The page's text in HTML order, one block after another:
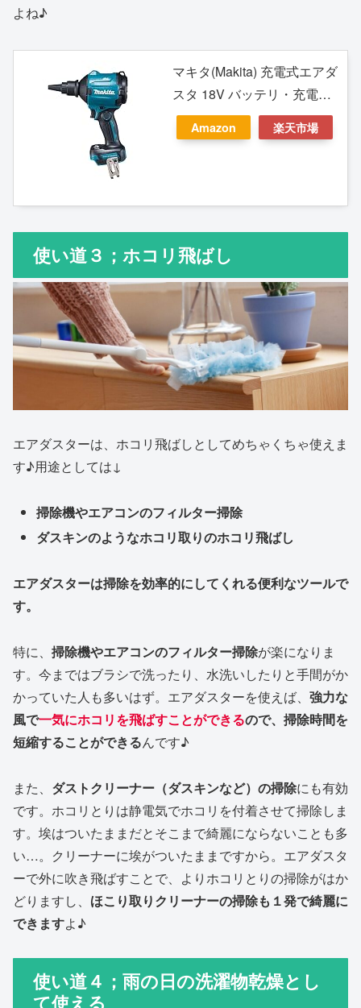
よね♪
マキタ(Makita) 充電式エアダ
スタ 18V バッテリ・充電
器・ケース別売 AS180DZ
Amazon 楽天市場
使い道３；ホコリ飛ばし
エアダスターは、ホコリ飛ばしとしてめちゃくちゃ使えま
す♪用途としては↓
掃除機やエアコンのフィルター掃除
ダスキンのようなホコリ取りのホコリ飛ばし
エアダスターは掃除を効率的にしてくれる便利なツールで
す。
特に、 掃除機やエアコンのフィルター掃除が楽になりま
す。今まではブラシで洗ったり、水洗いしたりと手間がか
かっていた人も多いはず。エアダスターを使えば、 強力な
風で一気にホコリを飛ばすことができるので、掃除時間を
短縮することができるんです♪
また、 ダストクリーナー（ダスキンなど）の掃除にも有効
です。ホコリとりは静電気でホコリを付着させて掃除しま
す。埃はついたままだとそこまで綺麗にならないことも多
い…。クリーナーに埃がついたままですから。エアダスタ
ーで外に吹き飛ばすことで、よりホコリとりの掃除がはか
どりますし、 ほこり取りクリーナーの掃除も１発で綺麗に
できますよ♪
使い道４；雨の日の洗濯物乾燥とし
て使える